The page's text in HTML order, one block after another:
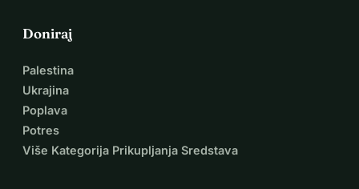
Doniraj
Palestina
Ukrajina
Poplava
Potres
Više Kategorija Prikupljanja Sredstava